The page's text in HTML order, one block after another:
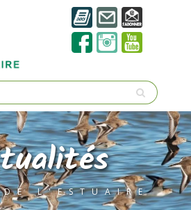
DE L'ESTUAIRE